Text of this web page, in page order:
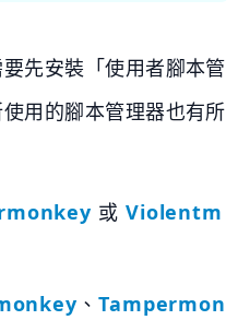
先安裝「使用者腳本管
用的腳本管理器也有所
或 Violentm
、 Tampermon